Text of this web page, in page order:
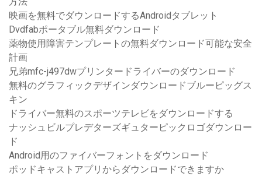
映画を無料でダウンロードするAndroidタブレット
Dvdfabポータブル無料ダウンロード
薬物使用障害テンプレートの無料ダウンロード可能な安全
計画
兄弟mfc-j497dwプリンタードライバーのダウンロード
無料のグラフィックデザインダウンロードブルーピッグス
キン
ドライバー無料のスポーツテレビをダウンロードする
ナッシュビルプレデターズギュターピックロゴダウンロー
ド
Android用のファイバーフォントをダウンロード
ポッドキャストアプリからダウンロードできますか